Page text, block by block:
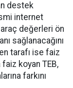
destek
internet
değerleri ön
sağlanacağını
tarafı ise faiz
faiz koyan TEB,
farkını